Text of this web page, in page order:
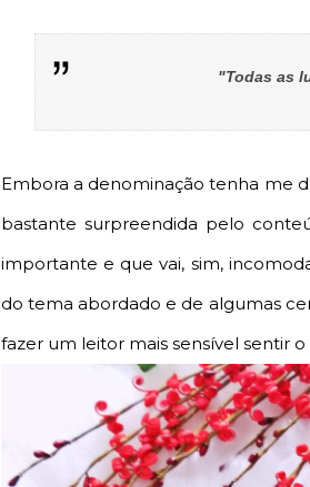
"Todas as
Embora a denominação tenha me
bastante surpreendida pelo
importante e que vai, sim,
do tema abordado e de algumas
fazer um leitor mais sensível sentir